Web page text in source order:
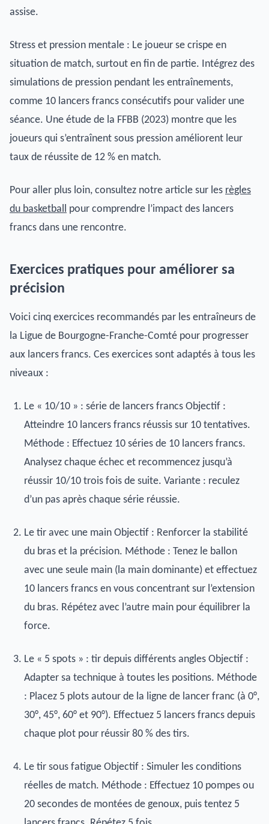
assise.
Stress et pression mentale : Le joueur se crispe en
situation de match, surtout en fin de partie. Intégrez des
simulations de pression pendant les entraînements,
comme 10 lancers francs consécutifs pour valider une
séance. Une étude de la FFBB (2023) montre que les
joueurs qui s’entraînent sous pression améliorent leur
taux de réussite de 12 % en match.
Pour aller plus loin, consultez notre article sur les règles
du basketball pour comprendre l’impact des lancers
francs dans une rencontre.
Exercices pratiques pour améliorer sa
précision
Voici cinq exercices recommandés par les entraîneurs de
la Ligue de Bourgogne-Franche-Comté pour progresser
aux lancers francs. Ces exercices sont adaptés à tous les
niveaux :
Le « 10/10 » : série de lancers francs Objectif :
Atteindre 10 lancers francs réussis sur 10 tentatives.
Méthode : Effectuez 10 séries de 10 lancers francs.
Analysez chaque échec et recommencez jusqu’à
réussir 10/10 trois fois de suite. Variante : reculez
d’un pas après chaque série réussie.
Le tir avec une main Objectif : Renforcer la stabilité
du bras et la précision. Méthode : Tenez le ballon
avec une seule main (la main dominante) et effectuez
10 lancers francs en vous concentrant sur l’extension
du bras. Répétez avec l’autre main pour équilibrer la
force.
Le « 5 spots » : tir depuis différents angles Objectif :
Adapter sa technique à toutes les positions. Méthode
: Placez 5 plots autour de la ligne de lancer franc (à 0°,
30°, 45°, 60° et 90°). Effectuez 5 lancers francs depuis
chaque plot pour réussir 80 % des tirs.
Le tir sous fatigue Objectif : Simuler les conditions
réelles de match. Méthode : Effectuez 10 pompes ou
20 secondes de montées de genoux, puis tentez 5